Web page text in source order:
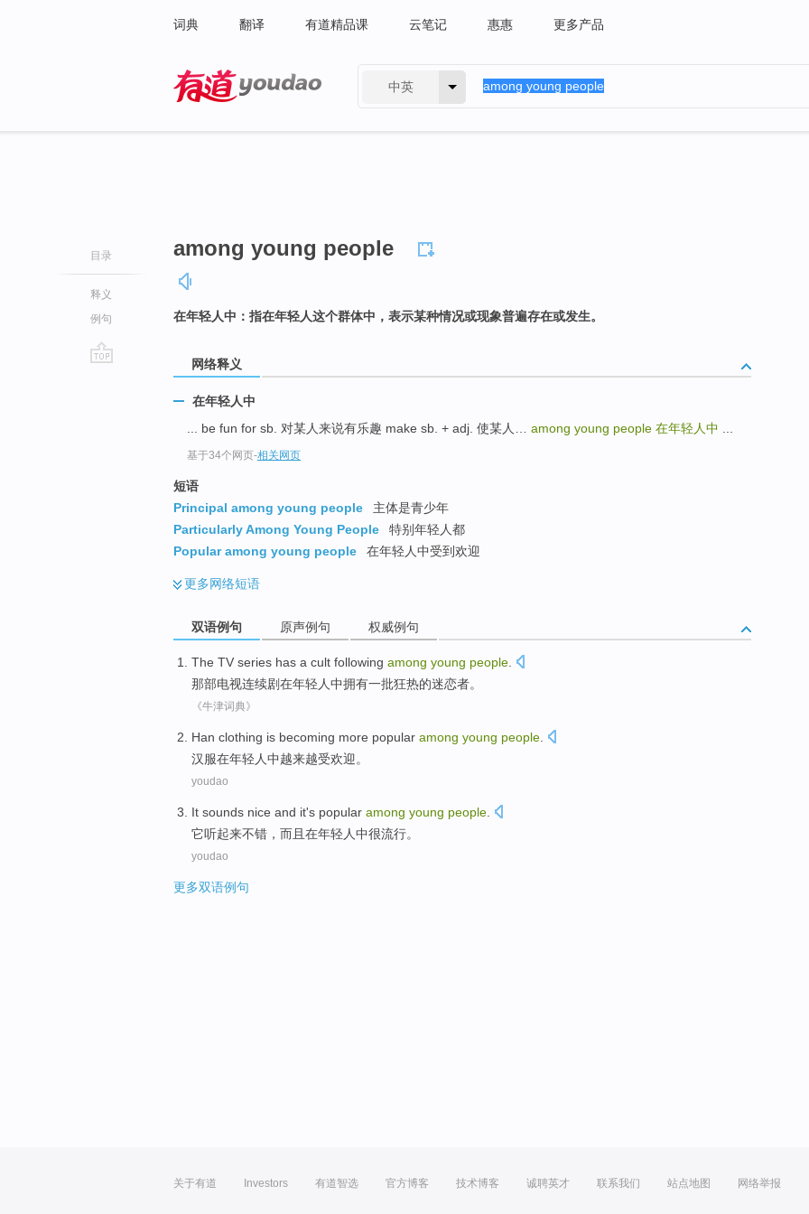
词典 翻译 有道精品课 云笔记 惠惠 更多产品
中英
目录
释义
例句
among young people
在年轻人中：指在年轻人这个群体中，表示某种情况或现象普遍存在或发生。
网络释义
在年轻人中
... be fun for sb. 对某人来说有乐趣 make sb. + adj. 使某人… among young people 在年轻人中
基于34个网页-相关网页
短语
Principal among young people
主体是青少年
Particularly Among Young People
特别年轻人都
Popular among young people
在年轻人中受到欢迎
更多网络短语
双语例句 原声例句 权威例句
The TV series has a cult following among young people.
那部电视连续剧在年轻人中拥有一批狂热的迷恋者。
《牛津词典》
Han clothing is becoming more popular among young people
汉服在年轻人中越来越受欢迎。
youdao
It sounds nice and it's popular among young people
它听起来不错，而且在年轻人中很流行。
youdao
更多双语例句
关于有道 Investors 有道智选 官方博客 技术博客 诚聘英才 联系我们 站点地图 网络举报